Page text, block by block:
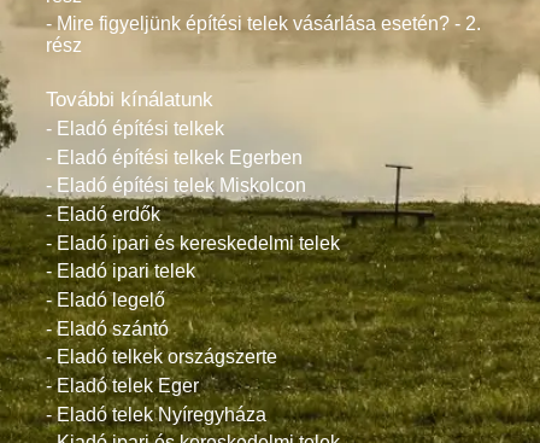
- Mire figyeljünk építési telek vásárlása esetén? - 2.
rész
További kínálatunk
- Eladó építési telkek
- Eladó építési telkek Egerben
- Eladó építési telek Miskolcon
- Eladó erdők
- Eladó ipari és kereskedelmi telek
- Eladó ipari telek
- Eladó legelő
- Eladó szántó
- Eladó telkek országszerte
- Eladó telek Eger
- Eladó telek Nyíregyháza